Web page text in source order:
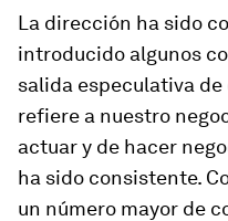
La dirección ha sido
introducido algunos
salida especulativa de
refiere a nuestro
actuar y de hacer
ha sido consistente.
un número mayor de